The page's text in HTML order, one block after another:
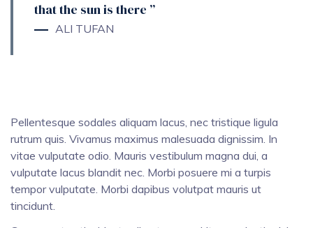
that the sun is there ”
ALI TUFAN
Pellentesque sodales aliquam lacus, nec tristique ligula
rutrum quis. Vivamus maximus malesuada dignissim. In
vitae vulputate odio. Mauris vestibulum magna dui, a
vulputate lacus blandit nec. Morbi posuere mi a turpis
tempor vulputate. Morbi dapibus volutpat mauris ut
tincidunt.